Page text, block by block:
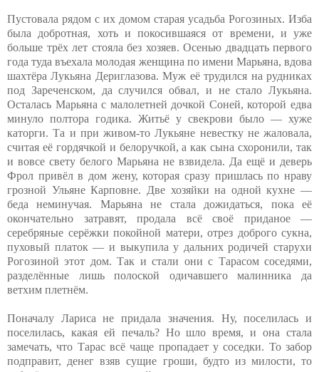
Пустовала рядом с их домом старая усадьба Рогозиных. Изба
была добротная, хоть и покосившаяся от времени, и уже
больше трёх лет стояла без хозяев. Осенью двадцать первого
года туда въехала молодая женщина по имени Марьяна, вдова
шахтёра Лукьяна Дериглазова. Муж её трудился на рудниках
под Зареченском, да случился обвал, и не стало Лукьяна.
Осталась Марьяна с малолетней дочкой Соней, которой едва
минуло полтора годика. Житьё у свекрови было — хуже
каторги. Та и при живом-то Лукьяне невестку не жаловала,
считая её гордячкой и белоручкой, а как сына схоронили, так
и вовсе свету белого Марьяна не взвидела. Да ещё и деверь
Фрол привёл в дом жену, которая сразу пришлась по нраву
грозной Ульяне Карповне. Две хозяйки на одной кухне —
беда неминучая. Марьяна не стала дожидаться, пока её
окончательно затравят, продала всё своё приданое —
серебряные серёжки покойной матери, отрез доброго сукна,
пуховый платок — и выкупила у дальних родичей старухи
Рогозиной этот дом. Так и стали они с Тарасом соседями,
разделённые лишь полоской одичавшего малинника да
ветхим плетнём.
Поначалу Лариса не придала значения. Ну, поселилась и
поселилась, какая ей печаль? Но шло время, и она стала
замечать, что Тарас всё чаще пропадает у соседки. То забор
подправит, денег взяв сущие гроши, будто из милости, то